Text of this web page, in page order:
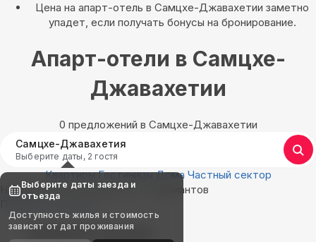
Цена на апарт-отель в Самцхе-Джавахетии заметно
упадет, если получать бонусы на бронирование.
Апарт-отели в Самцхе-
Джавахетии
0 предложений в Самцхе-Джавахетии
Самцхе-Джавахетия
Выберите даты, 2 гостя
Квартиры Гостиницы Дома Частный сектор
Найдём, где остановиться : 0 вариантов
Показать на карте
Выбирайте лучшее
Выберите даты заезда и
отъезда
Доступность жилья и стоимость
зависят от дат проживания